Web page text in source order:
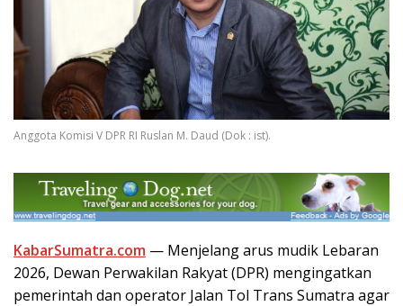
Anggota Komisi V DPR RI Ruslan M. Daud (Dok : ist).
KabarSumatra.com — Menjelang arus mudik Lebaran
2026, Dewan Perwakilan Rakyat (DPR) mengingatkan
pemerintah dan operator Jalan Tol Trans Sumatra agar